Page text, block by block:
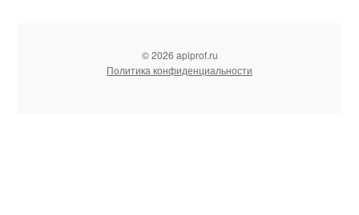
© 2026 apiprof.ru
Политика конфиденциальности